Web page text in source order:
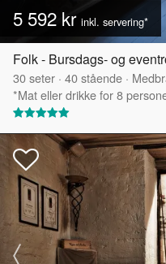
5 592 kr inkl. servering*
Folk - Bursdags- og
30seter · 40stående ·
*Mat eller drikke for 8